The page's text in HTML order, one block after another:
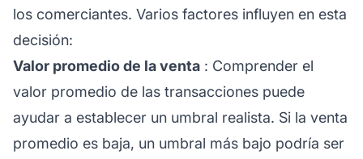
los comerciantes. Varios factores influyen en esta
decisión:
Valor promedio de la venta : Comprender el
valor promedio de las transacciones puede
ayudar a establecer un umbral realista. Si la venta
promedio es baja, un umbral más bajo podría ser